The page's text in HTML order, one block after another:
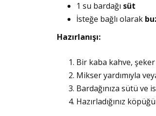
1 su bardağı süt
İsteğe bağlı olarak
Hazırlanışı:
Bir kaba kahve, şeker
Mikser yardımıyla
Bardağınıza sütü ve
Hazırladığınız